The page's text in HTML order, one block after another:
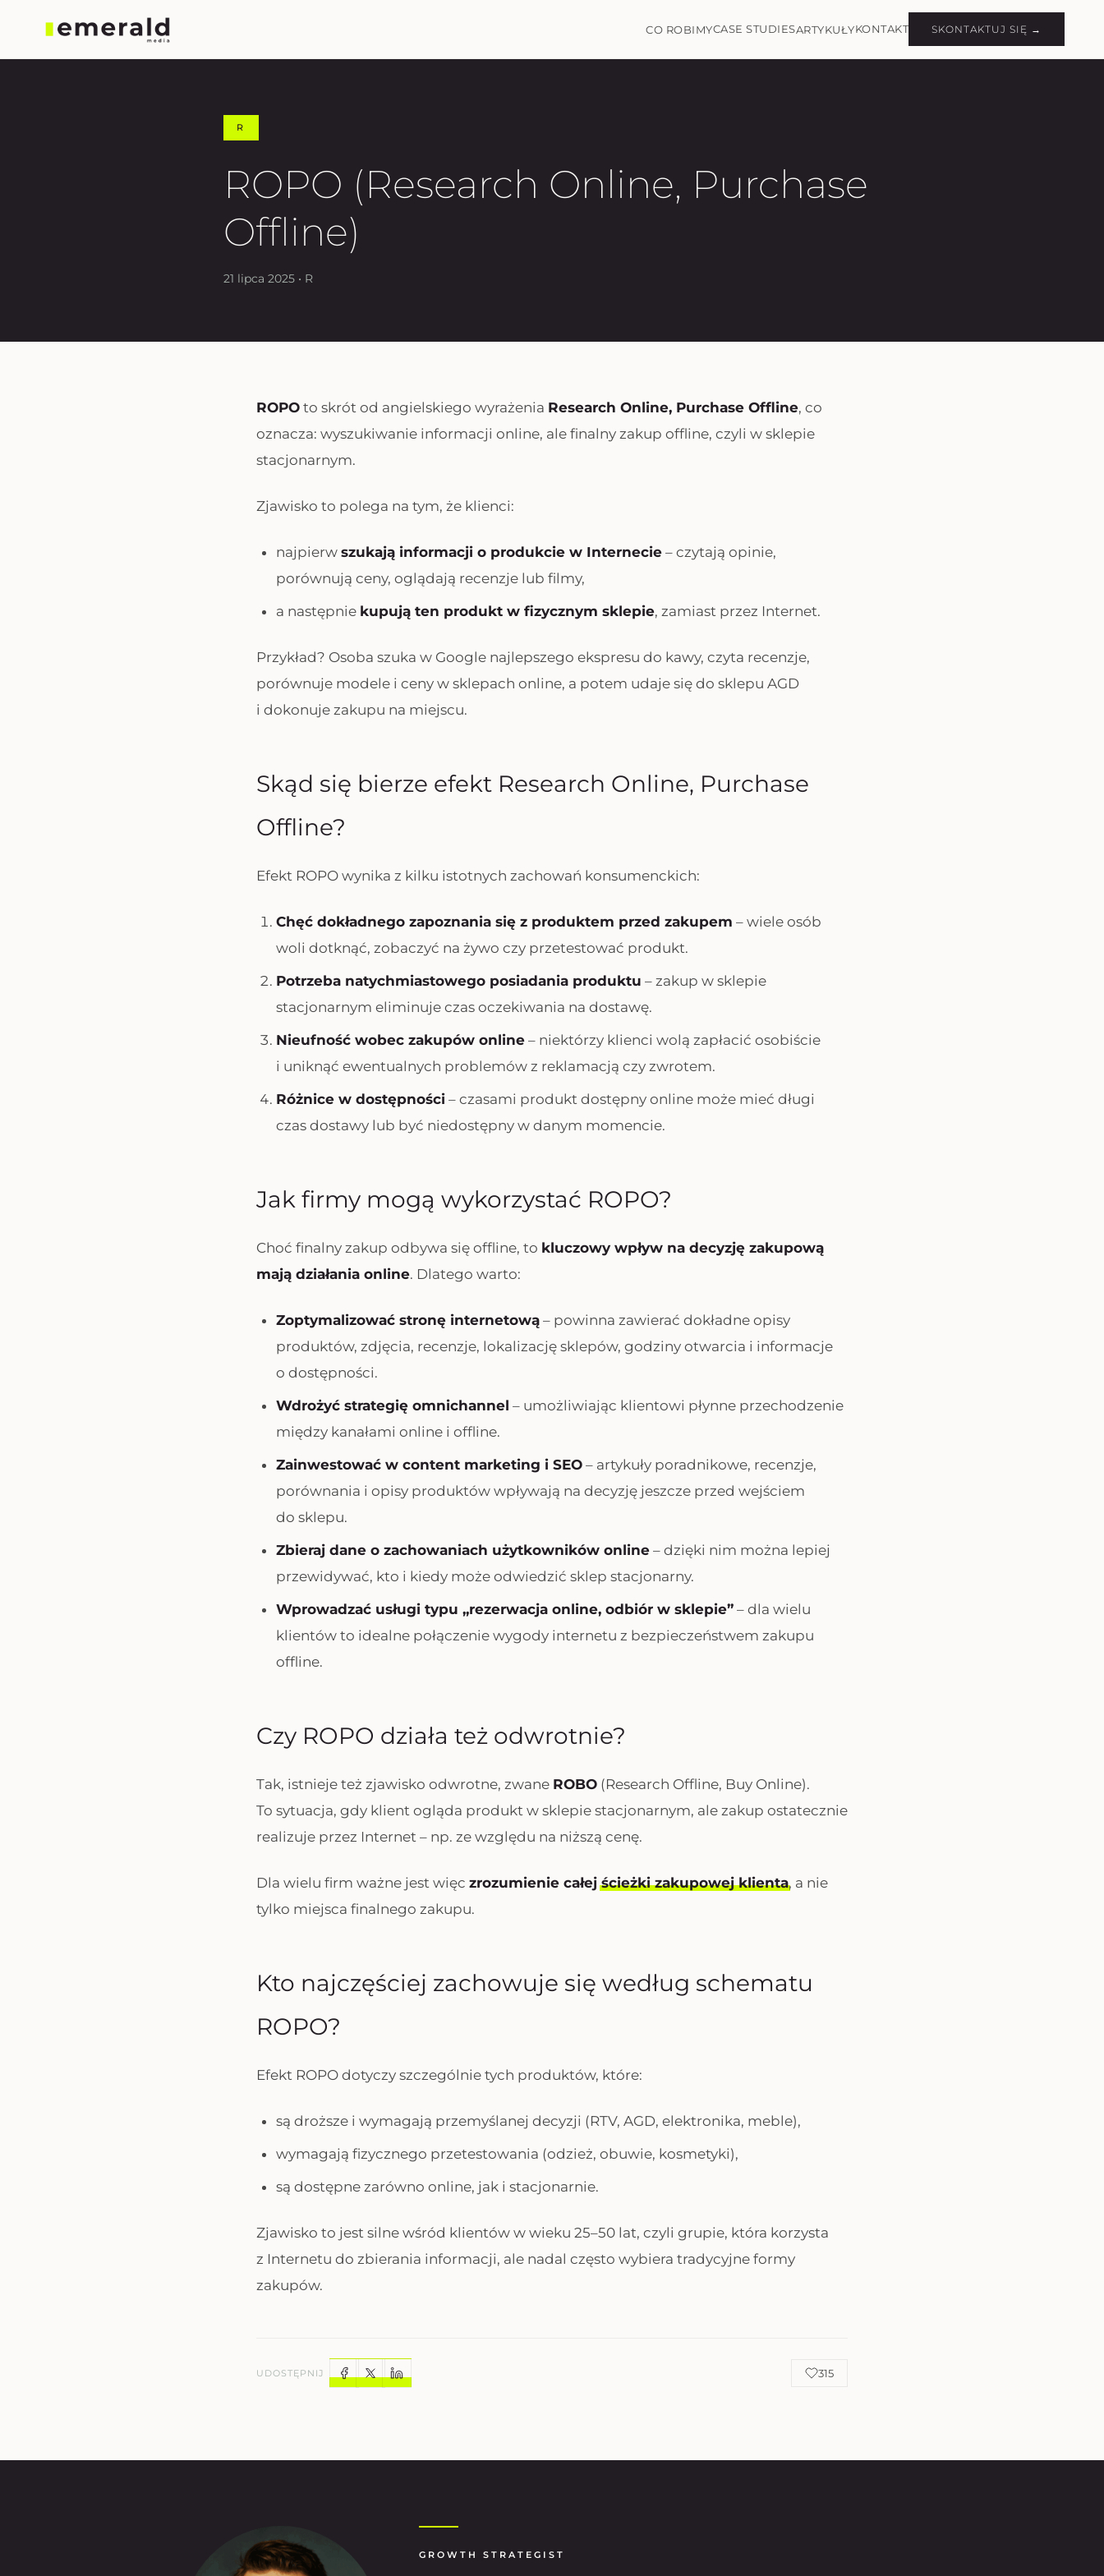
CO ROBIMYCASE STUDIESARTYKUŁYKONTAKT SKONTAKTUJ SIĘ →
R
ROPO (Research Online, Purchase
Offline)
21 lipca 2025 • R
ROPO to skrót od angielskiego wyrażenia Research Online, Purchase Offline, co
oznacza: wyszukiwanie informacji online, ale finalny zakup offline, czyli w sklepie
stacjonarnym.
Zjawisko to polega na tym, że klienci:
najpierw szukają informacji o produkcie w Internecie – czytają opinie,
porównują ceny, oglądają recenzje lub filmy,
a następnie kupują ten produkt w fizycznym sklepie, zamiast przez Internet.
Przykład? Osoba szuka w Google najlepszego ekspresu do kawy, czyta recenzje,
porównuje modele i ceny w sklepach online, a potem udaje się do sklepu AGD
i dokonuje zakupu na miejscu.
Skąd się bierze efekt Research Online, Purchase
Offline?
Efekt ROPO wynika z kilku istotnych zachowań konsumenckich:
Chęć dokładnego zapoznania się z produktem przed zakupem – wiele osób
woli dotknąć, zobaczyć na żywo czy przetestować produkt.
Potrzeba natychmiastowego posiadania produktu – zakup w sklepie
stacjonarnym eliminuje czas oczekiwania na dostawę.
Nieufność wobec zakupów online – niektórzy klienci wolą zapłacić osobiście
i uniknąć ewentualnych problemów z reklamacją czy zwrotem.
Różnice w dostępności – czasami produkt dostępny online może mieć długi
czas dostawy lub być niedostępny w danym momencie.
Jak firmy mogą wykorzystać ROPO?
Choć finalny zakup odbywa się offline, to kluczowy wpływ na decyzję zakupową
mają działania online. Dlatego warto:
Zoptymalizować stronę internetową – powinna zawierać dokładne opisy
produktów, zdjęcia, recenzje, lokalizację sklepów, godziny otwarcia i informacje
o dostępności.
Wdrożyć strategię omnichannel – umożliwiając klientowi płynne przechodzenie
między kanałami online i offline.
Zainwestować w content marketing i SEO – artykuły poradnikowe, recenzje,
porównania i opisy produktów wpływają na decyzję jeszcze przed wejściem
do sklepu.
Zbieraj dane o zachowaniach użytkowników online – dzięki nim można lepiej
przewidywać, kto i kiedy może odwiedzić sklep stacjonarny.
Wprowadzać usługi typu „rezerwacja online, odbiór w sklepie” – dla wielu
klientów to idealne połączenie wygody internetu z bezpieczeństwem zakupu
offline.
Czy ROPO działa też odwrotnie?
Tak, istnieje też zjawisko odwrotne, zwane ROBO (Research Offline, Buy Online).
To sytuacja, gdy klient ogląda produkt w sklepie stacjonarnym, ale zakup ostatecznie
realizuje przez Internet – np. ze względu na niższą cenę.
Dla wielu firm ważne jest więc zrozumienie całejścieżki zakupowej klienta, a nie
tylko miejsca finalnego zakupu.
Kto najczęściej zachowuje się według schematu
ROPO?
Efekt ROPO dotyczy szczególnie tych produktów, które:
są droższe i wymagają przemyślanej decyzji (RTV, AGD, elektronika, meble),
wymagają fizycznego przetestowania (odzież, obuwie, kosmetyki),
są dostępne zarówno online, jak i stacjonarnie.
Zjawisko to jest silne wśród klientów w wieku 25–50 lat, czyli grupie, która korzysta
z Internetu do zbierania informacji, ale nadal często wybiera tradycyjne formy
zakupów.
UDOSTĘPNIJ 315
GROWTH STRATEGIST